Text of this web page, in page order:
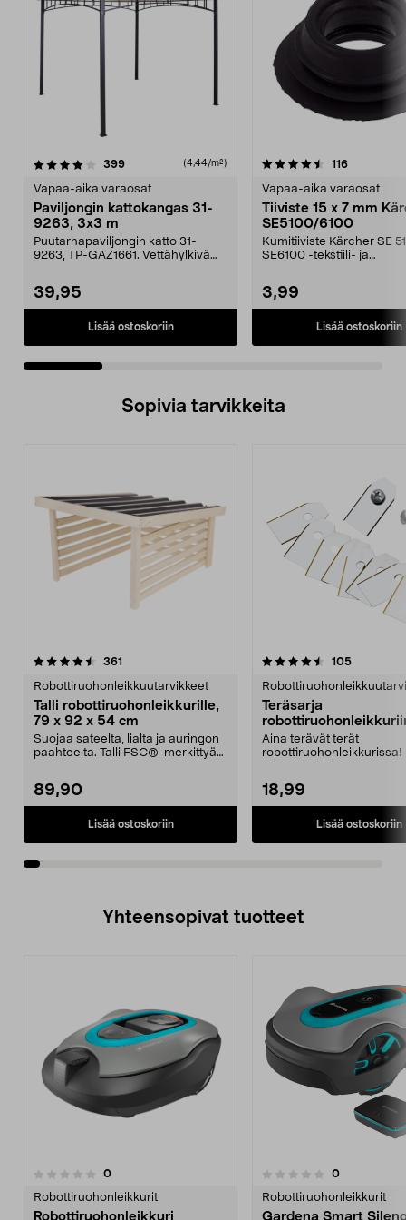
399arvostelut (4,44/m²)
Vapaa-aika varaosat
Paviljongin kattokangas 31-
9263, 3x3 m
Puutarhapaviljongin katto 31-
9263, TP-GAZ1661. Vettähylkivä
39,95
Lisää ostoskoriin
4.5 viidestä
116arvostelut
Vapaa-aika varaosat
Tiiviste 15 x 7 mm
SE5100/6100
Kumitiiviste Kärcher SE
SE6100 -tekstiili- ja
3,99
Lisää ostoskoriin
4.0 viidestä
Sopivia tarvikkeita
361
Robottiruohonleikkuutarvikkeet
Talli robottiruohonleikkurille,
79 x 92 x 54 cm
Suojaa sateelta, lialta ja auringon
paahteelta. Talli FSC®-merkittyä
89,90
Lisää ostoskoriin
4.5viidestä
105arvostelut
Teräsarja
Aina terävät terät
robottiruohonleikkurissa!
18,99
Lisää ostoskoriin
4.5viidestä
Yhteensopivat tuotteet
0arvostelut
Robottiruohonleikkurit
Robottiruohonleikkuri
0.0 viidestä
0arvostelut
Robottiruohonleikkurit
Gardena Smart
0.0 viidestä